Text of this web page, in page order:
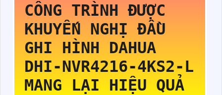
CÔNG TRÌNH ĐƯỢC
KHUYẾN NGHỊ ĐẦU
GHI HÌNH DAHUA
DHI-NVR4216-4KS2-L
MANG LẠI HIỆU QUẢ